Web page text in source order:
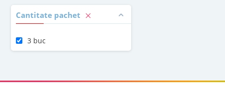
Cantitate pachet
3 buc